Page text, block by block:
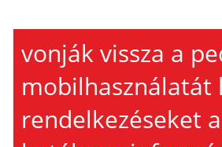
vonják vissza a
mobilhasználatát
rendelkezéseket